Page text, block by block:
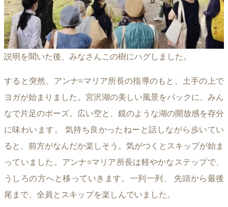
説明を聞いた後、みなさんこの樹にハグしました。
すると突然、アンナ=マリア所長の指導のもと、土手の上で
ヨガが始まりました。宮沢湖の美しい風景をバックに、みん
なで片足のポーズ。広い空と、鏡のような湖の開放感を存分
に味わいます。 気持ち良かったねーと話しながら歩いてい
ると、前方がなんだか楽しそう。気がつくとスキップが始ま
っていました。アンナ=マリア所長は軽やかなステップで、
うしろの方へと移っていきます。一列一列、 先頭から最後
尾まで、全員とスキップを楽しんでいました。